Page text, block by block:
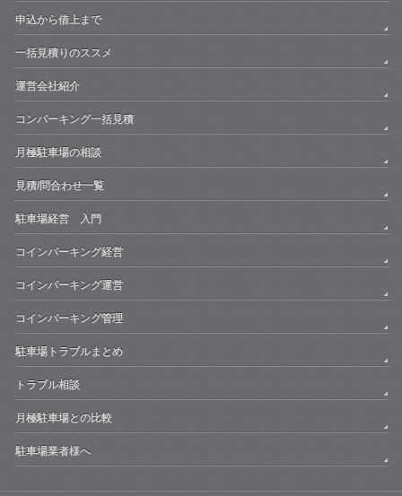
申込から借上まで
一括見積りのススメ
運営会社紹介
コンパーキング一括見積
月極駐車場の相談
見積/問合わせ一覧
駐車場経営 入門
コインパーキング経営
コインパーキング運営
コインパーキング管理
駐車場トラブルまとめ
トラブル相談
月極駐車場との比較
駐車場業者様へ